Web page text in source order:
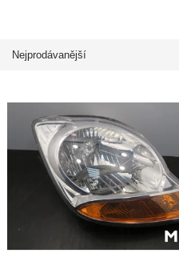
Nejprodávanější